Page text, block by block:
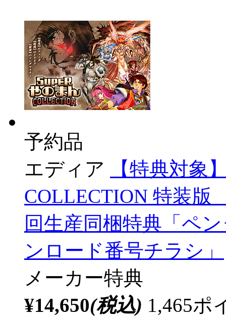
予約品
エディア
【特典対象
COLLECTION 特装版
回生産同梱特典「ペ
ンロード番号チラシ」
メーカー特典
¥14,650(税込) 1,465ポ